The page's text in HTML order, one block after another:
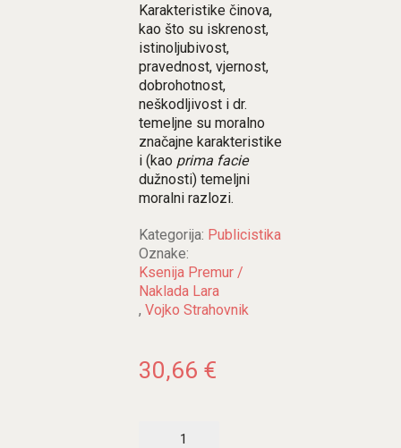
Karakteristike činova,
kao što su iskrenost,
istinoljubivost,
pravednost, vjernost,
dobrohotnost,
neškodljivost i dr.
temeljne su moralno
značajne karakteristike
i (kao prima facie
dužnosti) temeljni
moralni razlozi.
Kategorija: Publicistika
Oznake:
Ksenija Premur /
Naklada Lara
, Vojko Strahovnik
30,66 €